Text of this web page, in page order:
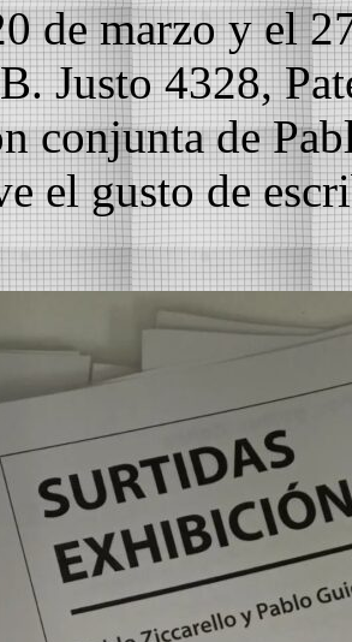
de marzo y el
Justo 4328,
conjunta de
el gusto de